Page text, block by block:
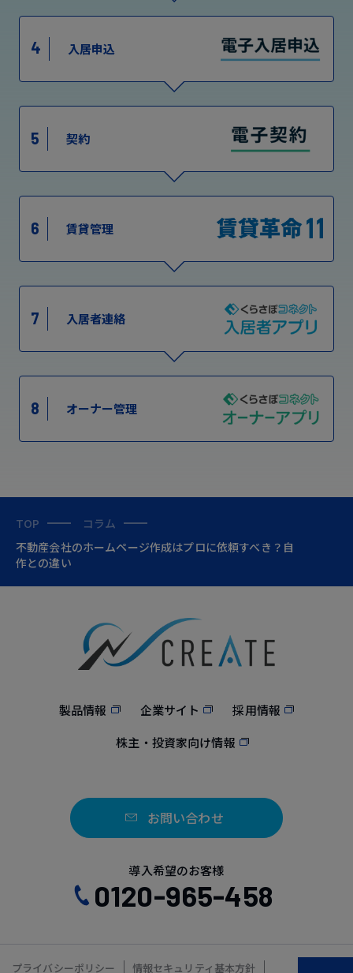
4 入居申込
5 契約
6 賃貸管理
7 入居者連絡
8 オーナー管理
TOP
コラム
不動産会社のホームページ作成はプロに依頼すべき？自
作との違い
製品情報 企業サイト
採用情報
株主・投資家向け情報
お問い合わせ
導入希望のお客様
0120-965-458
プライバシーポリシー 情報セキュリティ基本方針